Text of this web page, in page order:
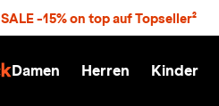
-15% on top auf Topseller²
Damen Herren Kinder